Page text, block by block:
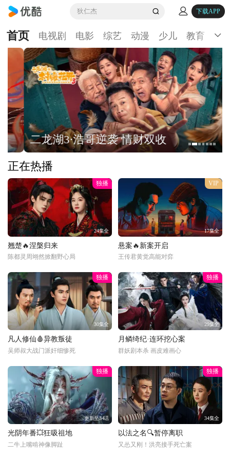
狄仁杰 下载APP
首页 电视剧 电影 综艺 动漫 少儿 教育 生
二龙湖3·浩哥逆袭 情财双收
正在热播
独播
24集全
翘楚🔥涅槃归来
陈都灵周翊然掀翻野心局
VIP
17集全
悬案🔥新案开启
王传君黄觉高能对弈
独播
30集全
凡人修仙🩸异教叛徒
吴师叔大战门派奸细惨死
独播
29集全
月鳞绮纪·连环挖心案
群妖剧本杀 画皮难画心
独播
更新至34话
光阴年番💥狂吸祖地
二牛上嘴啃神像脚趾
独播
34集全
以法之名🔍暂停离职
又怂又刚！洪亮接手死亡案